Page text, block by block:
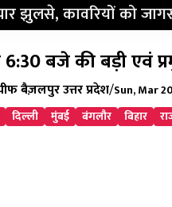
झुलसे, कावरियों को
बजे की बड़ी
बैज़लपुर उत्तर प्रदेश/Sun, Mar
दिल्ली मुंबई बंगलौर बिहार